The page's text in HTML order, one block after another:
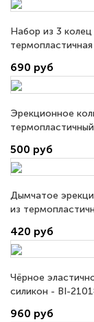
Набор из 3 колец
690 руб
Эрекционное
500 руб
Дымчатое
из
420 руб
Чёрное
силикон - BI-
960 руб